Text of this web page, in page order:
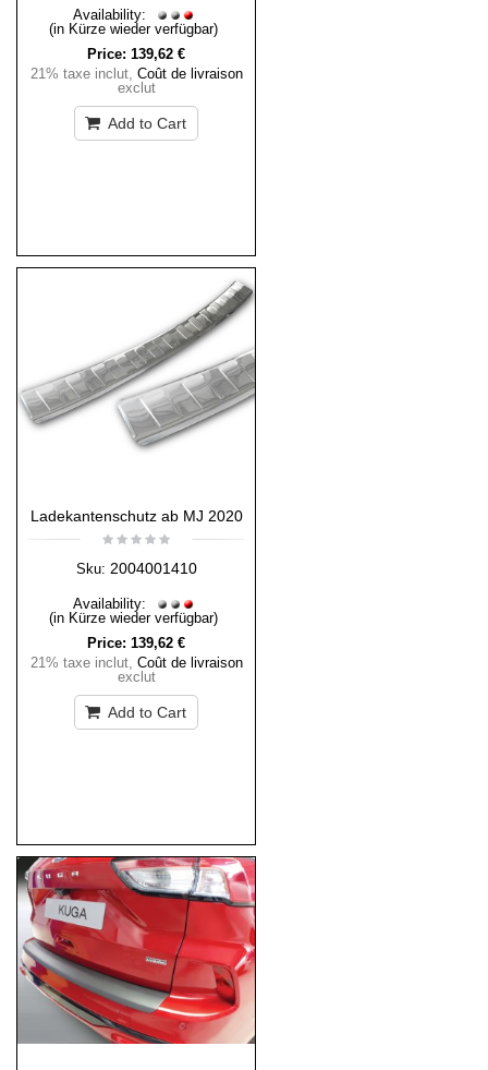
Availability:
(in Kürze wieder verfügbar)
Price: 139,62 €
21% taxe inclut, Coût de livraison
exclut
Add to Cart
Ladekantenschutz ab MJ 2020
Sku: 2004001410
Availability:
(in Kürze wieder verfügbar)
Price: 139,62 €
21% taxe inclut, Coût de livraison
exclut
Add to Cart